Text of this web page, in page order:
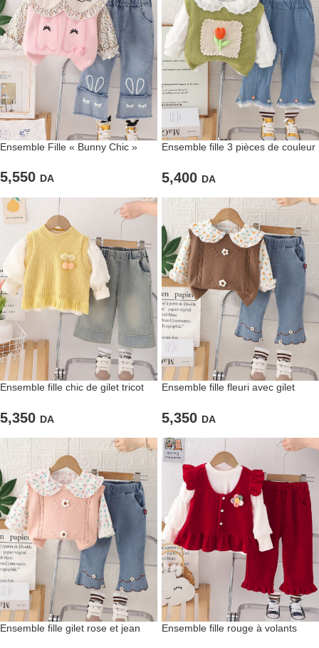
Ensemble Fille « Bunny Chic »
5,550 DA
Ensemble fille 3 pièces de couleur
5,400 DA
Ensemble fille chic de gilet tricot
clair
5,350 DA
Ensemble fille fleuri avec gilet
les petites coquettes
5,350 DA
Ensemble fille gilet rose et jean
Ensemble fille rouge à volants